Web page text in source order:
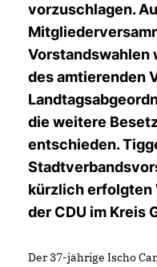
vorzuschlagen.
Vorstandswahlen
des amtierenden
die weitere
entschieden.
kürzlich erfolgten
der CDU im Kreis
Der 37-jährige Ischo